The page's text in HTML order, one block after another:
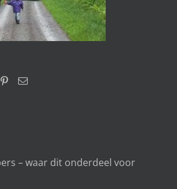
– waar dit onderdeel voor